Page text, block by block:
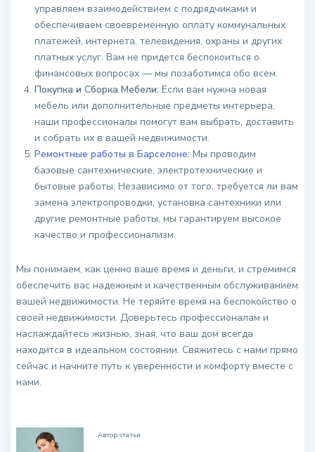
управляем взаимодействием с подрядчиками и
обеспечиваем своевременную оплату коммунальных
платежей, интернета, телевидения, охраны и других
платных услуг. Вам не придется беспокоиться о
финансовых вопросах — мы позаботимся обо всем.
Покупка и Сборка Мебели: Если вам нужна новая
мебель или дополнительные предметы интерьера,
наши профессионалы помогут вам выбрать, доставить
и собрать их в вашей недвижимости.
Ремонтные работы в Барселоне: Мы проводим
базовые сантехнические, электротехнические и
бытовые работы. Независимо от того, требуется ли вам
замена электропроводки, установка сантехники или
другие ремонтные работы, мы гарантируем высокое
качество и профессионализм.
Мы понимаем, как ценно ваше время и деньги, и стремимся
обеспечить вас надежным и качественным обслуживанием
вашей недвижимости. Не теряйте время на беспокойство о
своей недвижимости. Доверьтесь профессионалам и
наслаждайтесь жизнью, зная, что ваш дом всегда
находится в идеальном состоянии. Свяжитесь с нами прямо
сейчас и начните путь к уверенности и комфорту вместе с
нами.
Автор статьи